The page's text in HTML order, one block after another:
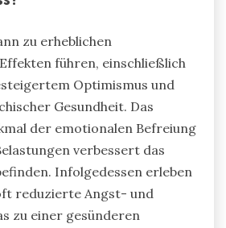
zu erheblichen
führen, einschließlich
Optimismus und
Gesundheit. Das
der emotionalen Befreiung
verbessert das
Infolgedessen erleben
reduzierte Angst- und
zu einer gesünderen